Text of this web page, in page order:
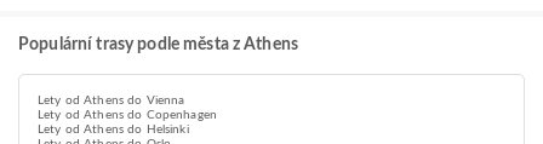
Populární trasy podle města z Athens
Lety od Athens do Vienna
Lety od Athens do Copenhagen
Lety od Athens do Helsinki